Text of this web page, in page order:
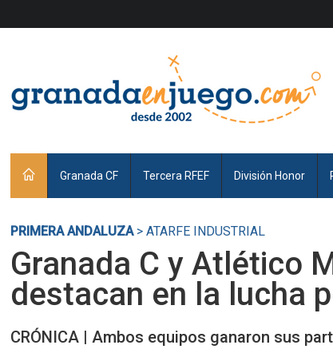
Granada CF Tercera RFEF División Honor
PRIMERA ANDALUZA> ATARFE INDUSTRIAL
Granada C y Atlético
destacan en la lucha
CRÓNICA | Ambos equipos ganaron sus